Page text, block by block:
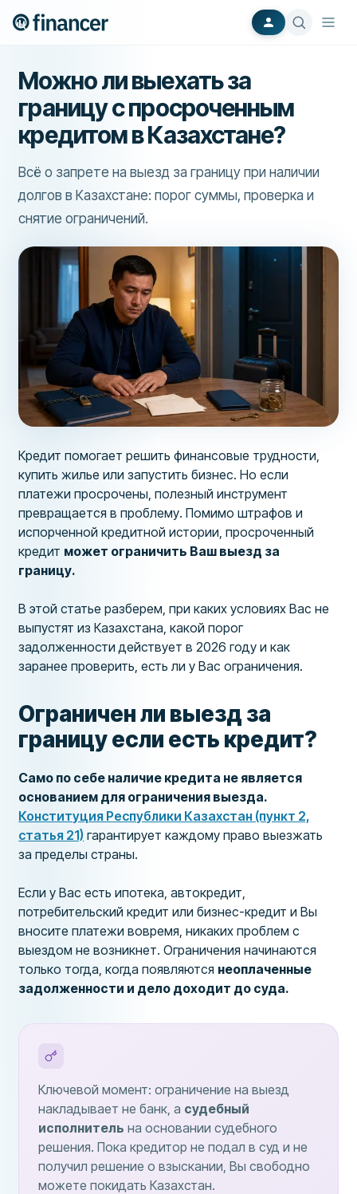
Можно ли выехать за
границу с просроченным
кредитом в Казахстане?
Всё о запрете на выезд за границу при наличии
долгов в Казахстане: порог суммы, проверка и
снятие ограничений.
Кредит помогает решить финансовые трудности,
купить жилье или запустить бизнес. Но если
платежи просрочены, полезный инструмент
превращается в проблему. Помимо штрафов и
испорченной кредитной истории, просроченный
кредит может ограничить Ваш выезд за
границу.
В этой статье разберем, при каких условиях Вас не
выпустят из Казахстана, какой порог
задолженности действует в 2026 году и как
заранее проверить, есть ли у Вас ограничения.
Ограничен ли выезд за
границу если есть кредит?
Само по себе наличие кредита не является
основанием для ограничения выезда.
Конституция Республики Казахстан (пункт 2,
статья 21) гарантирует каждому право выезжать
за пределы страны.
Если у Вас есть ипотека, автокредит,
потребительский кредит или бизнес-кредит и Вы
вносите платежи вовремя, никаких проблем с
выездом не возникнет. Ограничения начинаются
только тогда, когда появляются неоплаченные
задолженности и дело доходит до суда.
Ключевой момент: ограничение на выезд
накладывает не банк, а судебный
исполнитель на основании судебного
решения. Пока кредитор не подал в суд и не
получил решение о взыскании, Вы свободно
можете покидать Казахстан.